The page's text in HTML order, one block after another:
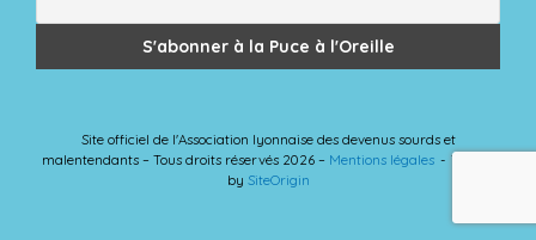
Site officiel de l'Association lyonnaise des devenus sourds et
malentendants – Tous droits réservés 2026 – Mentions légales
Theme
by SiteOrigin